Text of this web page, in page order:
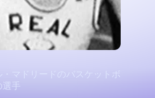
・マドリードのバスケットボ
選手